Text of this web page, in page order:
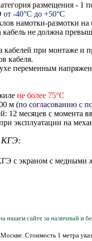
размещения - 1
от -40°С до +50°С
намотки-размотки
не должна
при монтаже и
кабеля.
переменным
не более 75°С
м (по согласованию с
12 месяцев с момента
эксплуатации на
КГЭ:
сайте за наличный и
Москве. Стоимость 1 метра